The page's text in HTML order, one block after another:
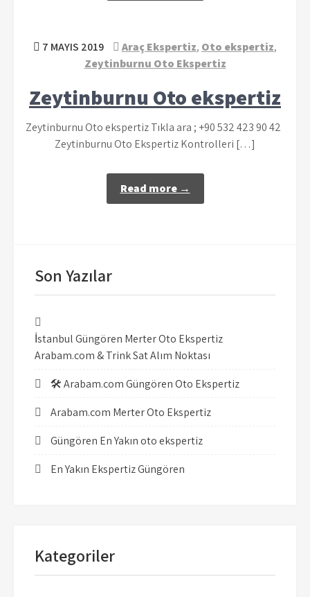
7 MAYIS 2019 Araç Ekspertiz, Oto ekspertiz,
Zeytinburnu Oto Ekspertiz
Zeytinburnu Oto ekspertiz
Zeytinburnu Oto ekspertiz Tıkla ara ; +90 532 423 90 42
Zeytinburnu Oto Ekspertiz Kontrolleri […]
Read more →
Son Yazılar
İstanbul Güngören Merter Oto Ekspertiz
Arabam.com & Trink Sat Alım Noktası
🛠️ Arabam.com Güngören Oto Ekspertiz
Arabam.com Merter Oto Ekspertiz
Güngören En Yakın oto ekspertiz
En Yakın Ekspertiz Güngören
Kategoriler